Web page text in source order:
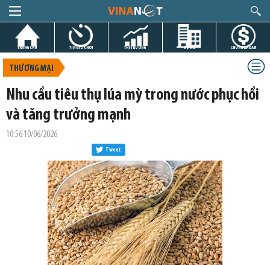
TRANG CHỦ TIN GIỜ CHÓT THỊ TRƯỜNG DỰ ÁN CHỨNG KHOÁN
THƯƠNG MẠI
Nhu cầu tiêu thụ lúa mỳ trong nước phục hồi
và tăng trưởng mạnh
10:56 10/06/2026
Tweet